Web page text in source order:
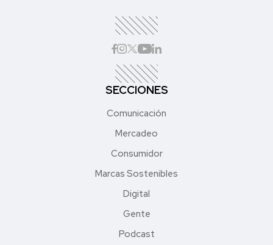
SECCIONES
Comunicación
Mercadeo
Consumidor
Marcas Sostenibles
Digital
Gente
Podcast